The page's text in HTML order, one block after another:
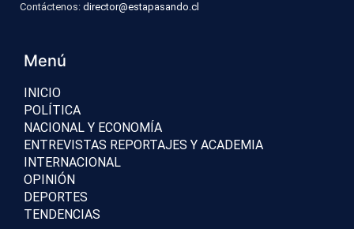
Contáctenos: director@estapasando.cl
Menú
INICIO
POLÍTICA
NACIONAL Y ECONOMÍA
ENTREVISTAS REPORTAJES Y ACADEMIA
INTERNACIONAL
OPINIÓN
DEPORTES
TENDENCIAS